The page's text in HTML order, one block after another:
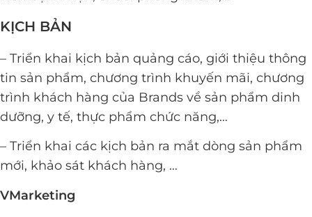
KỊCH BẢN
– Triển khai kịch bản quảng cáo, giới thiệu thông
tin sản phẩm, chương trình khuyến mãi, chương
trình khách hàng của Brands về sản phẩm dinh
dưỡng, y tế, thực phẩm chức năng,…
– Triển khai các kịch bản ra mắt dòng sản phẩm
mới, khảo sát khách hàng, …
VMarketing